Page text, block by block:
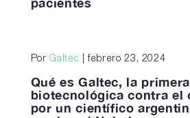
PorGaltec | febrero 23, 2024
Qué es Galtec, la
biotecnológica contra el
por un científico